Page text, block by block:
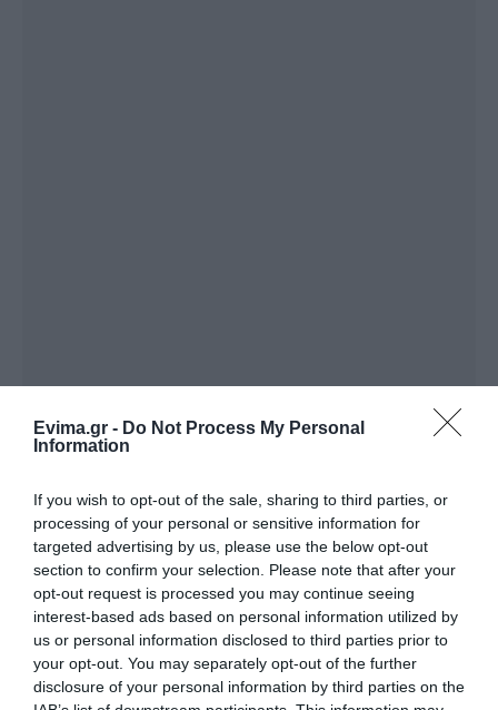
Evima.gr - Do Not Process My Personal
Information
If you wish to opt-out of the sale, sharing to third parties, or
processing of your personal or sensitive information for
targeted advertising by us, please use the below opt-out
section to confirm your selection. Please note that after your
opt-out request is processed you may continue seeing
interest-based ads based on personal information utilized by
us or personal information disclosed to third parties prior to
your opt-out. You may separately opt-out of the further
disclosure of your personal information by third parties on the
Ακολουθήστε το evima.gr στοGoogle News
Διαβάστε όλες τιςειδήσεις για την Εύβοια
Διαβάστε όλες τιςτελευταίες ειδήσειςγια την
Ελλάδα και τονΚόσμοστοevima.gr